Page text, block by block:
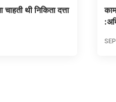
थी निकिता दत्ता